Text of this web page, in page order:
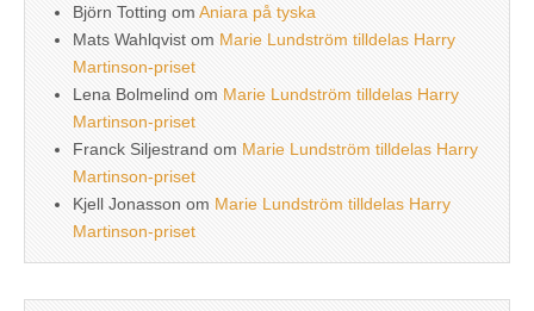
Björn Totting om Aniara på tyska
Mats Wahlqvist om Marie Lundström tilldelas Harry
Martinson-priset
Lena Bolmelind om Marie Lundström tilldelas Harry
Martinson-priset
Franck Siljestrand om Marie Lundström tilldelas Harry
Martinson-priset
Kjell Jonasson om Marie Lundström tilldelas Harry
Martinson-priset